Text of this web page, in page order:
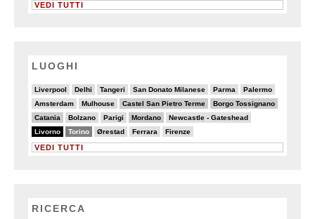
VEDI TUTTI
LUOGHI
Liverpool
3/20 Delhi
4/20 Tangeri
2/20 San Donato Milanese
3/20 Parma
2/20 Palermo
2/20
Amsterdam
3/20 Mulhouse
4/20 Castel San Pietro Terme
6/20 Borgo Tossignano
6/20
Catania
6/20 Bolzano
4/20 Parigi
4/20 Mordano
6/20 Newcastle - Gateshead
3/20
Livorno
20/20 Torino
13/20 Ørestad
4/20 Ferrara
2/20 Firenze
2/20
VEDI TUTTI
RICERCA